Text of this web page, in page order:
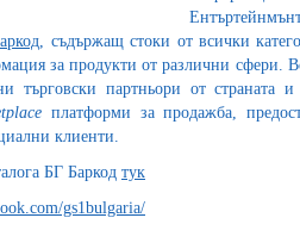
, съдържащ стоки от всички
за продукти от различни сфери.
търговски партньори от страната
платформи за продажба,
клиенти.
БГ Баркод тук
gs1bulgaria/